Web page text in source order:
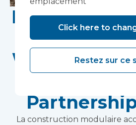
Les travaux
sur le
Wonford
La construction modulaire
Click here to
Restez sur ce